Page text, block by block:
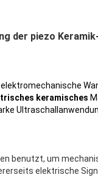
der piezo
keramisches
benutzt, um
elektrische